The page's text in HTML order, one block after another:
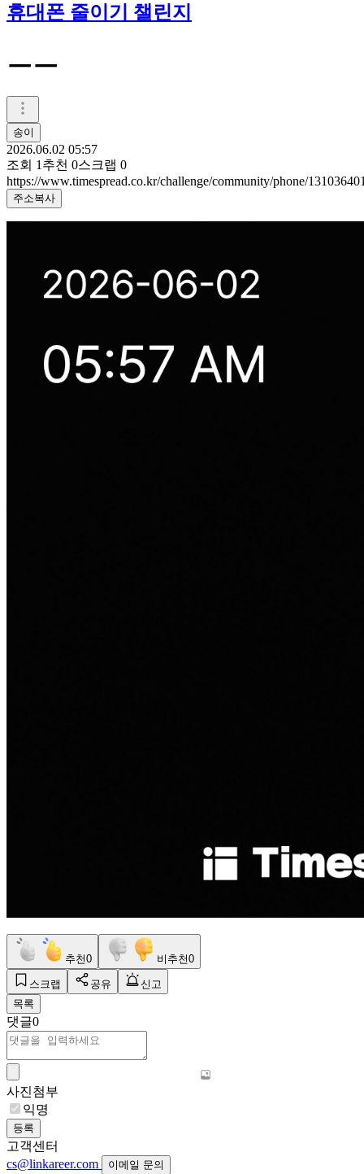
휴대폰 줄이기 챌린지
ㅡㅡ
송이
2026.06.02 05:57
조회 1 추천 0스크랩 0
https://www.timespread.co.kr/challenge/community/phone/
주소복사
추천0 비추천0
스크랩 공유
신고
목록
댓글0
사진첨부
익명
등록
고객센터
cs@linkareer.com
이메일 문의